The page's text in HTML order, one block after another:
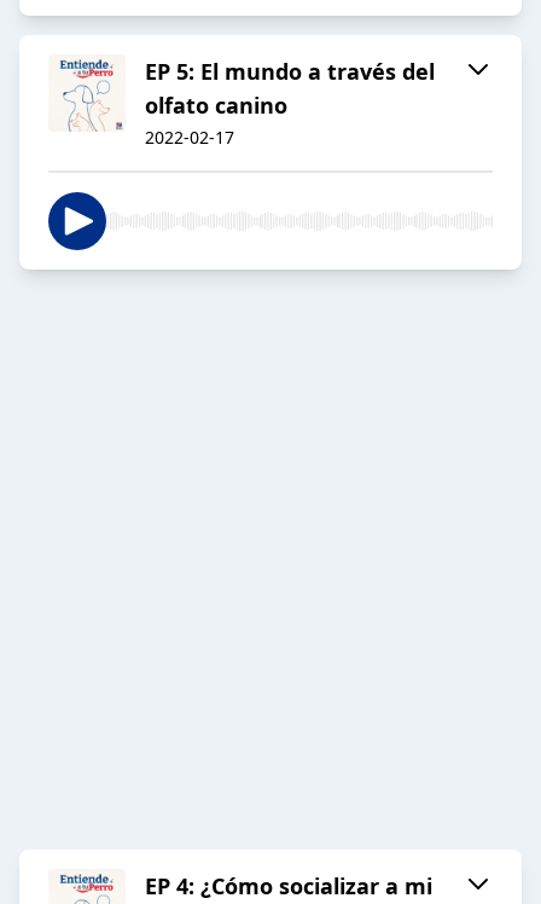
EP 5: El mundo a través del
olfato canino
2022-02-17
EP 4: ¿Cómo socializar a mi